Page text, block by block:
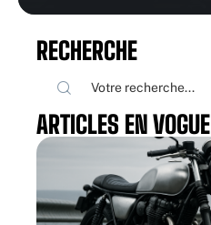
RECHERCHE
ARTICLES EN VOGUE